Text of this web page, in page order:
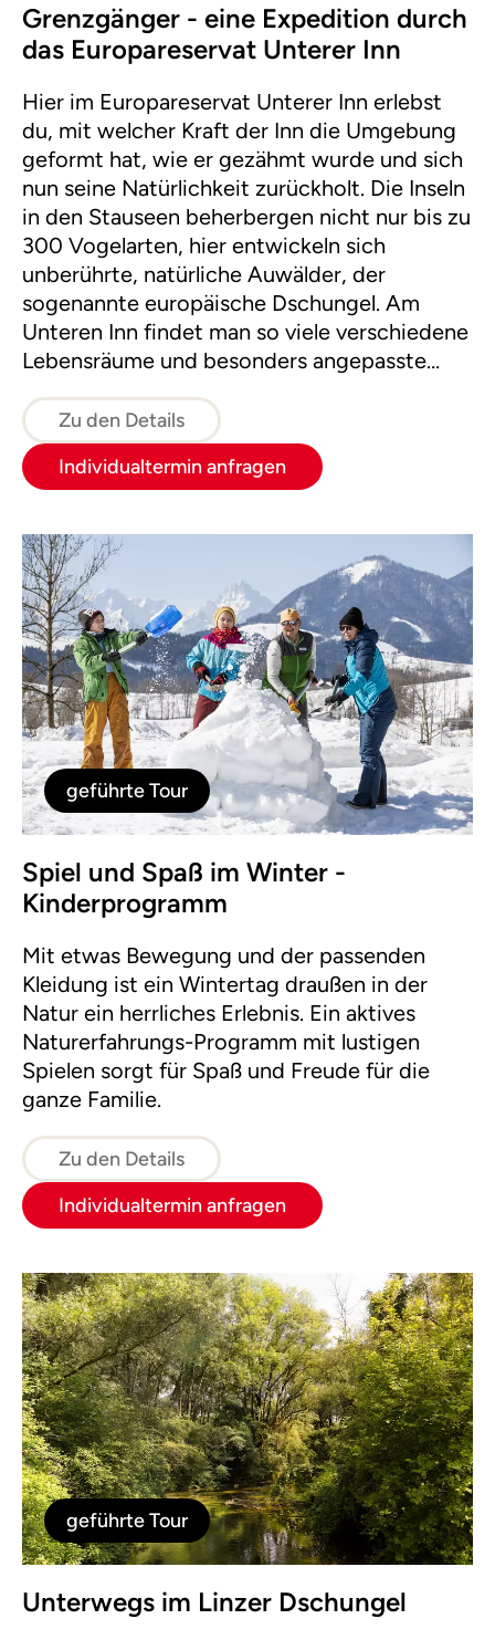
Grenzgänger - eine Expedition durch
das Europareservat Unterer Inn
Hier im Europareservat Unterer Inn erlebst
du, mit welcher Kraft der Inn die Umgebung
geformt hat, wie er gezähmt wurde und sich
nun seine Natürlichkeit zurückholt. Die Inseln
in den Stauseen beherbergen nicht nur bis zu
300 Vogelarten, hier entwickeln sich
unberührte, natürliche Auwälder, der
sogenannte europäische Dschungel. Am
Unteren Inn findet man so viele verschiedene
Lebensräume und besonders angepasste
gemeinsam die Dschungelexkursion starten!
Zu den Details
Individualtermin anfragen
geführte Tour
Spiel und Spaß im Winter -
Kinderprogramm
Mit etwas Bewegung und der passenden
Kleidung ist ein Wintertag draußen in der
Natur ein herrliches Erlebnis. Ein aktives
Naturerfahrungs-Programm mit lustigen
Spielen sorgt für Spaß und Freude für die
ganze Familie.
Zu den Details
Individualtermin anfragen
geführte Tour
Unterwegs im Linzer Dschungel